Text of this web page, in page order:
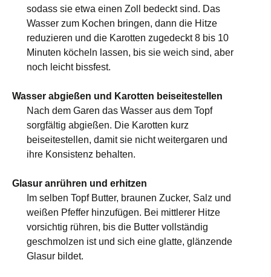
sodass sie etwa einen Zoll bedeckt sind. Das
Wasser zum Kochen bringen, dann die Hitze
reduzieren und die Karotten zugedeckt 8 bis 10
Minuten köcheln lassen, bis sie weich sind, aber
noch leicht bissfest.
Wasser abgießen und Karotten beiseitestellen
Nach dem Garen das Wasser aus dem Topf
sorgfältig abgießen. Die Karotten kurz
beiseitestellen, damit sie nicht weitergaren und
ihre Konsistenz behalten.
Glasur anrühren und erhitzen
Im selben Topf Butter, braunen Zucker, Salz und
weißen Pfeffer hinzufügen. Bei mittlerer Hitze
vorsichtig rühren, bis die Butter vollständig
geschmolzen ist und sich eine glatte, glänzende
Glasur bildet.